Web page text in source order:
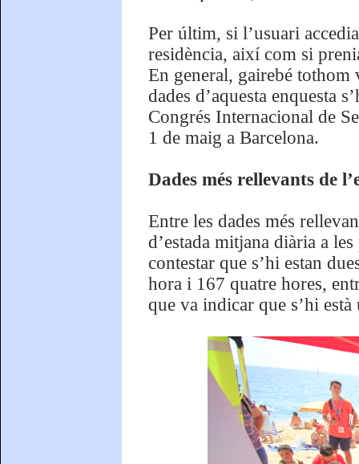
Per últim, si l’usuari
residència, així com si
En general, gairebé tothom
dades d’aquesta enquesta
Congrés Internacional de
1 de maig a Barcelona.
Dades més rellevants de
Entre les dades més
d’estada mitjana diària a
contestar que s’hi estan
hora i 167 quatre hores,
que va indicar que s’hi